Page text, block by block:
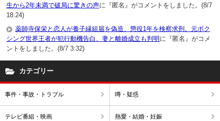
生から2年未満で破局に驚きの声に『匿名』がコメントをしました。(8/7
18:24)
薬師寺保栄と恋人が養子縁組届を偽造、懲役1年を検察求刑。元ボク
シング世界王者が犯行動機告白、妻と離婚成立も判明 に『匿名』がコメ
ントをしました。(8/7 3:32)
カテゴリー
事件・事故・トラブル 噂・疑惑
テレビ番組・映画 熱愛・結婚・妊娠